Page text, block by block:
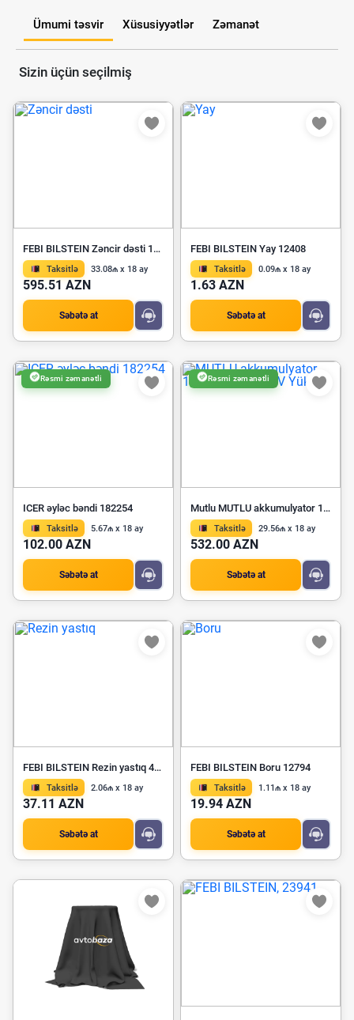
Ümumi təsvir Xüsusiyyətlər Zəmanət
Sizin üçün seçilmiş
FEBI BILSTEIN Zəncir dəsti 186031
Taksitlə 33.08₼ x 18 ay
595.51 AZN
Səbətə at
FEBI BILSTEIN Yay 12408
Taksitlə 0.09₼ x 18 ay
1.63 AZN
Səbətə at
Rəsmi zəmanətli
ICER əyləc bəndi 182254
Taksitlə 5.67₼ x 18 ay
102.00 AZN
Səbətə at
Rəsmi zəmanətli
Mutlu MUTLU akkumulyator 165AH 1150B 12V Yük
Taksitlə 29.56₼ x 18 ay
532.00 AZN
Səbətə at
FEBI BILSTEIN Rezin yastıq 40131
Taksitlə 2.06₼ x 18 ay
37.11 AZN
Səbətə at
FEBI BILSTEIN Boru 12794
Taksitlə 1.11₼ x 18 ay
19.94 AZN
Səbətə at